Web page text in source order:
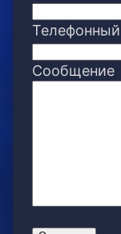
Сообщение